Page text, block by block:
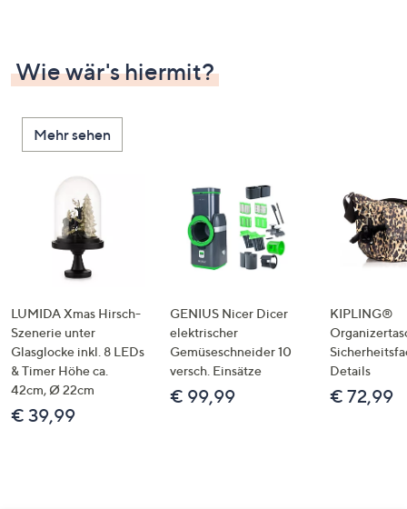
Wie wär's hiermit?
Mehr sehen
LUMIDA Xmas Hirsch-
Szenerie unter
Glasglocke inkl. 8 LEDs
& Timer Höhe ca.
42cm, Ø 22cm
€ 39,99
GENIUS Nicer Dicer
elektrischer
Gemüseschneider 10
versch. Einsätze
€ 99,99
KIPLING®
Details
€ 72,99